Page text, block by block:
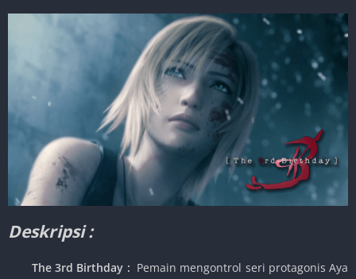
Deskripsi :
The 3rd Birthday : Pemain mengontrol seri protagonis Aya